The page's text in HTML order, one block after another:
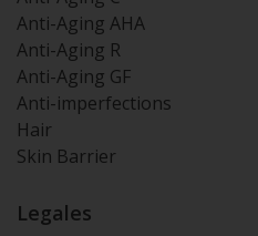
Anti-Aging AHA
Anti-Aging R
Anti-Aging GF
Anti-imperfections
Hair
Skin Barrier
Legales